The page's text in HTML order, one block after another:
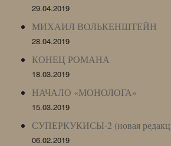
29.04.2019
МИХАИЛ ВОЛЬКЕНШТЕЙН
28.04.2019
КОНЕЦ РОМАНА
18.03.2019
НАЧАЛО «МОНОЛОГА»
15.03.2019
СУПЕРКУКИСЫ-2 (новая
06.02.2019